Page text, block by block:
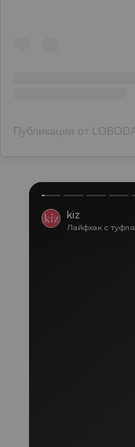
Публикация от